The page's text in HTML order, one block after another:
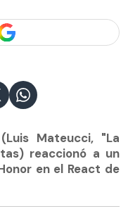
Mateucci, "La
reaccionó a un
en el React de